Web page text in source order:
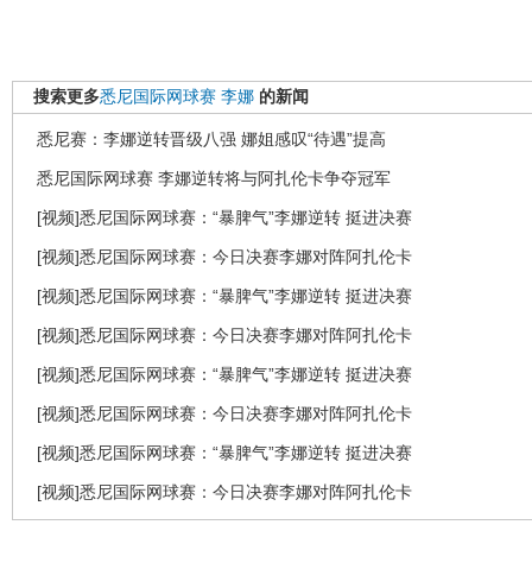
搜索更多悉尼国际网球赛 李娜 的新闻
悉尼赛：李娜逆转晋级八强 娜姐感叹“待遇”提高
悉尼国际网球赛 李娜逆转将与阿扎伦卡争夺冠军
[视频]悉尼国际网球赛：“暴脾气”李娜逆转 挺进决赛
[视频]悉尼国际网球赛：今日决赛李娜对阵阿扎伦卡
[视频]悉尼国际网球赛：“暴脾气”李娜逆转 挺进决赛
[视频]悉尼国际网球赛：今日决赛李娜对阵阿扎伦卡
[视频]悉尼国际网球赛：“暴脾气”李娜逆转 挺进决赛
[视频]悉尼国际网球赛：今日决赛李娜对阵阿扎伦卡
[视频]悉尼国际网球赛：“暴脾气”李娜逆转 挺进决赛
[视频]悉尼国际网球赛：今日决赛李娜对阵阿扎伦卡